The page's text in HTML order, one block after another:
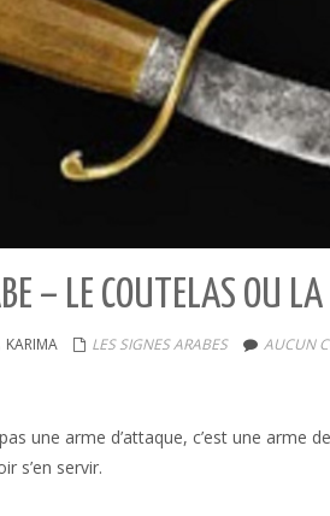
– LE COUTELAS OU LA
KARIMA LES SIGNES ARABES AUCUN
une arme d’attaque, c’est une arme
s’en servir.